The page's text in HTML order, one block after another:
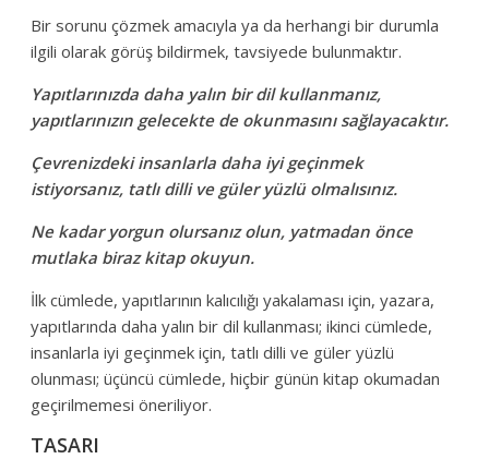
Bir sorunu çözmek amacıyla ya da herhangi bir durumla
ilgili olarak görüş bildirmek, tavsiyede bulunmaktır.
Yapıtlarınızda daha yalın bir dil kullanmanız,
yapıtlarınızın gelecekte de okunmasını sağlayacaktır.
Çevrenizdeki insanlarla daha iyi geçinmek
istiyorsanız, tatlı dilli ve güler yüzlü olmalısınız.
Ne kadar yorgun olursanız olun, yatmadan önce
mutlaka biraz kitap okuyun.
İlk cümlede, yapıtlarının kalıcılığı yakalaması için, yazara,
yapıtlarında daha yalın bir dil kullanması; ikinci cümlede,
insanlarla iyi geçinmek için, tatlı dilli ve güler yüzlü
olunması; üçüncü cümlede, hiçbir günün kitap okumadan
geçirilmemesi öneriliyor.
TASARI